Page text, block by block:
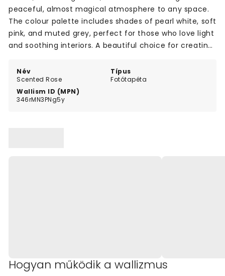
Név
Scented Rose
Típus
Fotótapéta
Wallism ID (MPN)
346rMN3PNg5y
peaceful, almost magical atmosphere to any space.
The colour palette includes shades of pearl white, soft
pink, and muted grey, perfect for those who love light
and soothing interiors. A beautiful choice for creating
Hogyan működik a wallizmus